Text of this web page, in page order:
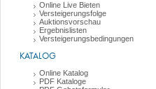
Online Live Bieten
Versteigerungsfolge
Auktionsvorschau
Ergebnislisten
Versteigerungsbedingungen
KATALOG
Online Katalog
PDF Kataloge